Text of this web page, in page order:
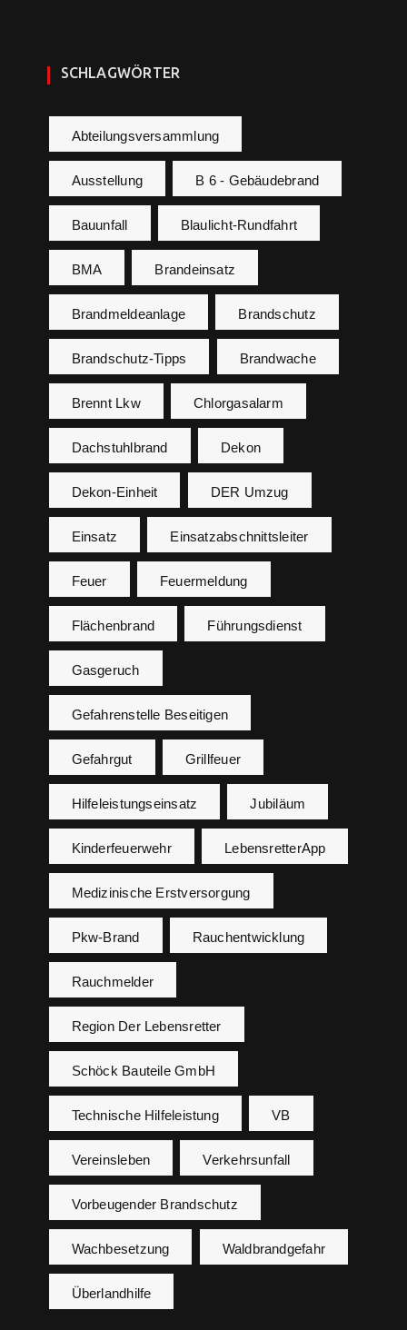
SCHLAGWÖRTER
Abteilungsversammlung
Ausstellung B 6 - Gebäudebrand
Bauunfall Blaulicht-Rundfahrt
BMA Brandeinsatz
Brandmeldeanlage Brandschutz
Brandschutz-Tipps Brandwache
Brennt Lkw Chlorgasalarm
Dachstuhlbrand Dekon
Dekon-Einheit DER Umzug
Einsatz Einsatzabschnittsleiter
Feuer Feuermeldung
Flächenbrand Führungsdienst
Gasgeruch
Gefahrenstelle Beseitigen
Gefahrgut Grillfeuer
Hilfeleistungseinsatz Jubiläum
Kinderfeuerwehr LebensretterApp
Medizinische Erstversorgung
Pkw-Brand Rauchentwicklung
Rauchmelder
Region Der Lebensretter
Schöck Bauteile GmbH
Technische Hilfeleistung VB
Vereinsleben Verkehrsunfall
Vorbeugender Brandschutz
Wachbesetzung Waldbrandgefahr
Überlandhilfe